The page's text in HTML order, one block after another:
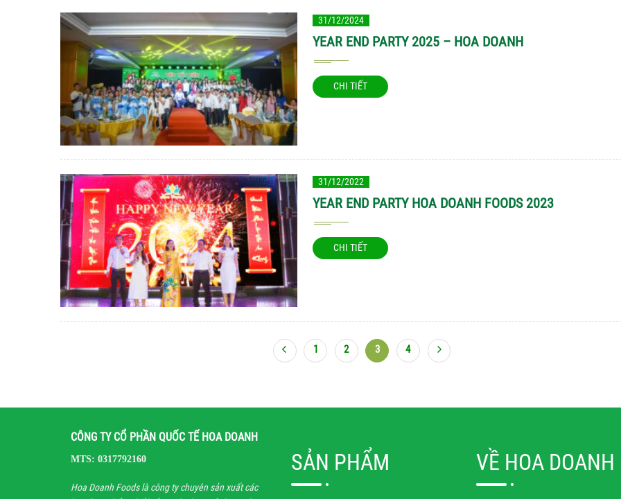
31/12/2024
YEAR END PARTY 2025 – HOA DOANH
CHI TIẾT
31/12/2022
YEAR END PARTY HOA DOANH FOODS 2023
CHI TIẾT
1 2 3 4
CÔNG TY CỔ PHẦN QUỐC TẾ HOA DOANH
MTS: 0317792160
Hoa Doanh Foods là công ty chuyên sản xuất các
SẢN PHẨM VỀ HOA DOANH